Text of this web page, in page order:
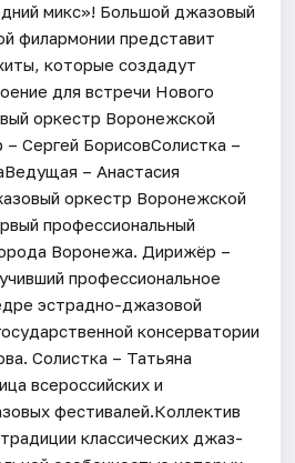
микс»! Большой джазовый
филармонии представит
которые создадут
для встречи Нового
оркестр Воронежской
Сергей БорисовСолистка –
– Анастасия
оркестр Воронежской
профессиональный
Воронежа. Дирижёр –
профессиональное
эстрадно-джазовой
консерватории
Солистка – Татьяна
всероссийских и
фестивалей.Коллектив
классических джаз-